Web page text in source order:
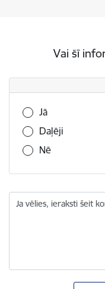
Vai šī
Vai šī informācija
Jā
Daļēji
Nē
Ja vēlies, ieraksti šeit